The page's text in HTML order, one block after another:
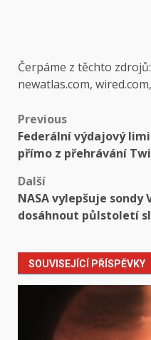
Čerpáme z těchto
newatlas.com,
Post
navigation
Previous
Federální výdajový
přímo z přehrávání
Další
NASA vylepšuje
dosáhnout půlstoletí
SOUVISEJÍCÍ PŘÍSPĚVKY